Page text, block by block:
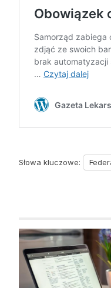
Słowa kluczowe: